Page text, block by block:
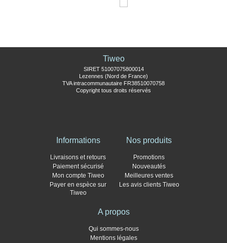
Tiweo
SIRET 51007075800014
Lezennes (Nord de France)
TVA intracommunautaire FR38510070758
Copyright tous droits réservés
Informations
Livraisons et retours
Paiement sécurisé
Mon compte Tiweo
Payer en espèce sur
Tiweo
Nos produits
Promotions
Nouveautés
Meilleures ventes
Les avis clients Tiweo
A propos
Qui sommes-nous
Mentions légales